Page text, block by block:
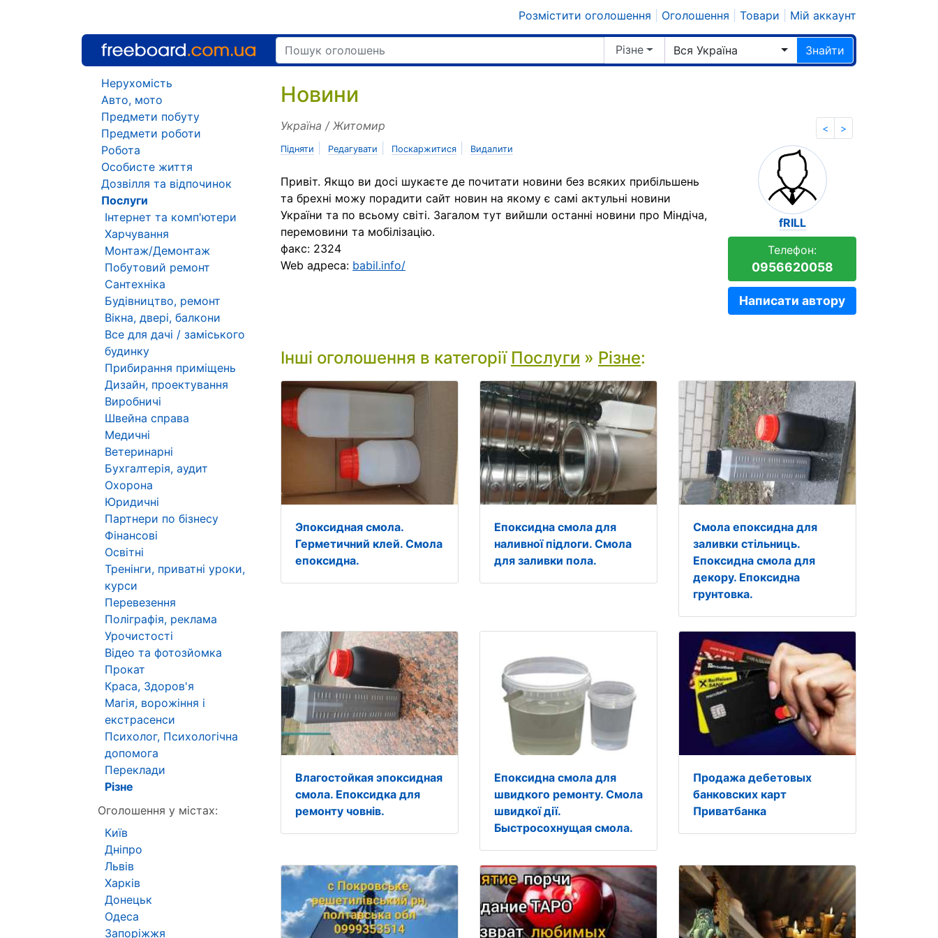
Розмістити оголошення Оголошення Товари Мій аккаунт
Різне Вся Україна Знайти
Новини
< >
Україна / Житомир
Підняти Редагувати Поскаржитися Видалити
Привіт. Якщо ви досі шукаєте де почитати новини без всяких прибільшень
та брехні можу порадити сайт новин на якому є самі актульні новини
України та по всьому світі. Загалом тут вийшли останні новини про Міндіча,
перемовини та мобілізацію.
факс: 2324
Web адреса: babil.info/
fRILL
Телефон:
0956620058
Написати автору
Інші оголошення в категорії Послуги » Різне:
Эпоксидная смола.
Герметичний клей. Смола
епоксидна.
Епоксидна смола для
наливної підлоги. Смола
для заливки пола.
Смола епоксидна для
заливки стільниць.
Епоксидна смола для
декору. Епоксидна
грунтовка.
Влагостойкая эпоксидная
смола. Епоксидка для
ремонту човнів.
Епоксидна смола для
швидкого ремонту. Смола
швидкої дії.
Быстросохнущая смола.
Продажа дебетовых
банковских карт
Приватбанка
Нерухомість
Авто, мото
Предмети побуту
Предмети роботи
Робота
Особисте життя
Дозвілля та відпочинок
Послуги
Інтернет та комп'ютери
Харчування
Монтаж/Демонтаж
Побутовий ремонт
Сантехніка
Будівництво, ремонт
Вікна, двері, балкони
Все для дачі / заміського
будинку
Прибирання приміщень
Дизайн, проектування
Виробничі
Швейна справа
Медичні
Ветеринарні
Бухгалтерія, аудит
Охорона
Юридичні
Партнери по бізнесу
Фінансові
Освітні
Тренінги, приватні уроки,
курси
Перевезення
Поліграфія, реклама
Урочистості
Відео та фотозйомка
Прокат
Краса, Здоров'я
Магія, ворожіння і
екстрасенси
Психолог, Психологічна
допомога
Переклади
Різне
Оголошення у містах:
Київ
Дніпро
Львів
Харків
Донецьк
Одеса
Запоріжжя